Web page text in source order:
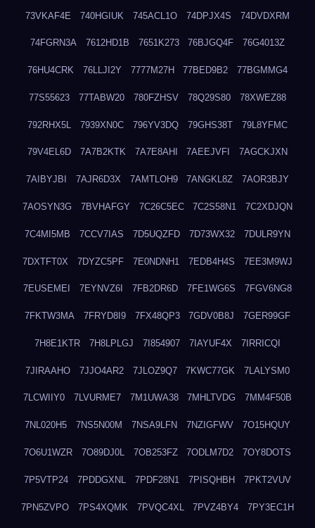
73VKAF4E 740HGIUK 745ACL1O 74DPJX4S 74DVDXRM
74FGRN3A 7612HD1B 7651K273 76BJGQ4F 76G4013Z
76HU4CRK 76LLJI2Y 7777M27H 77BED9B2 77BGMMG4
77S55623 77TABW20 780FZHSV 78Q29S80 78XWEZ88
792RHX5L 7939XN0C 796YV3DQ 79GHS38T 79L8YFMC
79V4EL6D 7A7B2KTK 7A7E8AHI 7AEEJVFI 7AGCKJXN
7AIBYJBI 7AJR6D3X 7AMTLOH9 7ANGKL8Z 7AOR3BJY
7AOSYN3G 7BVHAFGY 7C26C5EC 7C2S58N1 7C2XDJQN
7C4MI5MB 7CCV7IAS 7D5UQZFD 7D73WX32 7DULR9YN
7DXTFT0X 7DYZC5PF 7E0NDNH1 7EDB4H4S 7EE3M9WJ
7EUSEMEI 7EYNVZ6I 7FB2DR6D 7FE1WG6S 7FGV6NG8
7FKTW3MA 7FRYD8I9 7FX48QP3 7GDV0B8J 7GER99GF
7H8E1KTR 7H8LPLGJ 7I854907 7IAYUF4X 7IRRICQI
7JIRAAHO 7JJO4AR2 7JLOZ9Q7 7KWC77GK 7LALYSM0
7LCWIIY0 7LVURME7 7M1UWA38 7MHLTVDG 7MM4F50B
7NL020H5 7NS5N00M 7NSA9LFN 7NZIGFWV 7O15HQUY
7O6U1WZR 7O89DJ0L 7OB253FZ 7ODLM7D2 7OY8DOTS
7P5VTP24 7PDDGXNL 7PDF28N1 7PISQHBH 7PKT2VUV
7PN5ZVPO 7PS4XQMK 7PVQC4XL 7PVZ4BY4 7PY3EC1H